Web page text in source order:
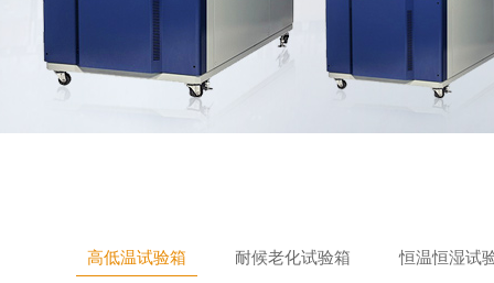
高低温试验箱 耐候老化试验箱 恒温恒湿试